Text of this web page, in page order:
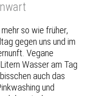
so wie früher,
gegen uns und im
Vegane
Wasser am Tag
auch das
und